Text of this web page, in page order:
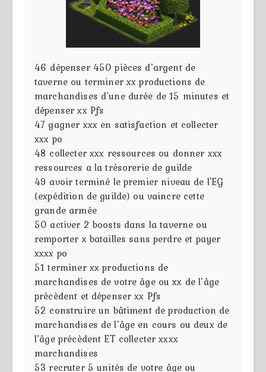
46 dépenser 450 pièces d’argent de
taverne ou terminer xx productions de
marchandises d’une durée de 15 minutes et
dépenser xx Pfs
47 gagner xxx en satisfaction et collecter
xxx po
48 collecter xxx ressources ou donner xxx
ressources a la trésorerie de guilde
49 avoir terminé le premier niveau de l'EG
(expédition de guilde) ou vaincre cette
grande armée
50 activer 2 boosts dans la taverne ou
remporter x batailles sans perdre et payer
xxxx po
51terminer xx productions de
marchandises de votre âge ou xx de l’âge
précèdent et dépenser xx Pfs
52 construire un bâtiment de production de
marchandises de l’âge en cours ou deux de
l’âge précèdent ET collecter xxxx
marchandises
53 recruter 5 unités de votre âge ou